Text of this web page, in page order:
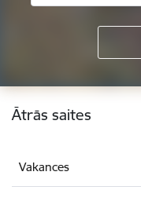
Kājene
Ātrās saites
Vakances